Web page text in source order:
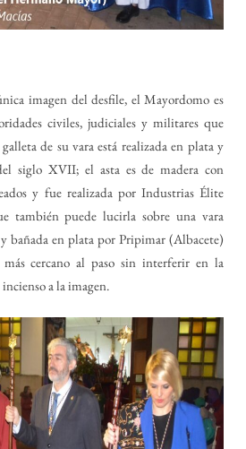
imagen del desfile, el Mayordomo es
civiles, judiciales y militares que
de su vara está realizada en plata y
siglo XVII; el asta es de madera con
y fue realizada por Industrias Élite
también puede lucirla sobre una vara
bañada en plata por Pripimar (Albacete)
cercano al paso sin interferir en la
a la imagen.